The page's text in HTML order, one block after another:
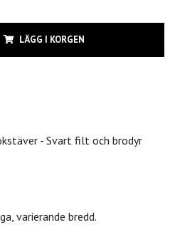
LÄGG I KORGEN
- Svart filt och brodyr
varierande bredd.